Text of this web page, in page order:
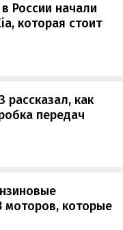
России начали
которая стоит
рассказал, как
передач
моторов, которые